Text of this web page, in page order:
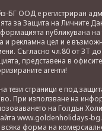
БГ ООД е регистриран
за Защита на Личните
публикувана на
и рекламна цел и е
Съгласно чл.80 от ЗТ
представена в
агенти!
тези страници е под
При използване на
на Голдън
www.goldenholidays-
форма на